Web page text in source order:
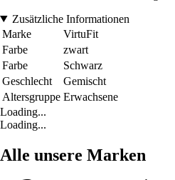
Zusätzliche Informationen
Marke
VirtuFit
Farbe
zwart
Farbe
Schwarz
Geschlecht
Gemischt
Altersgruppe Erwachsene
Loading...
Loading...
Alle unsere Marken